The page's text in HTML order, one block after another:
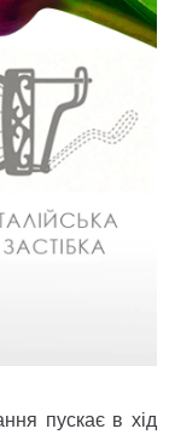
пускає в хід